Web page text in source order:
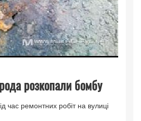
розкопали бомбу
час ремонтних робіт на вулиці